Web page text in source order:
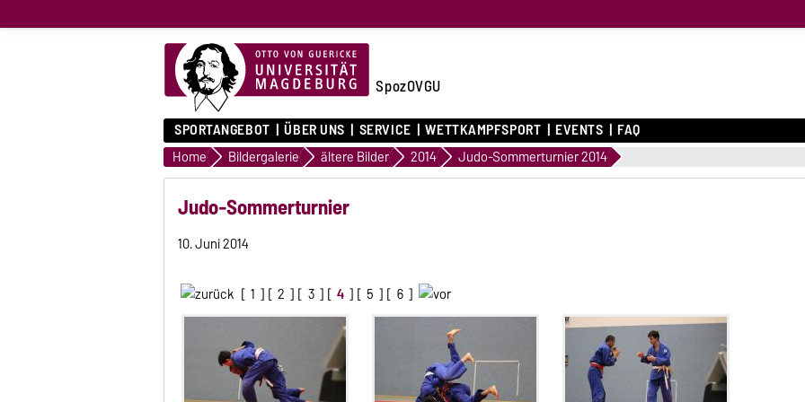
SpozOVGU
SPORTANGEBOT ÜBER UNS SERVICE WETTKAMPFSPORT EVENTS FAQ
Home Bildergalerie ältere Bilder 2014 Judo-Sommerturnier 2014
Judo-Sommerturnier
10. Juni 2014
[ 1 ] [ 2 ] [ 3 ] [ 4 ] [ 5 ] [ 6 ]